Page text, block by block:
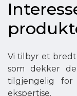
Vi tilbyr et
som dekker
tilgjengelig
ekspertise.